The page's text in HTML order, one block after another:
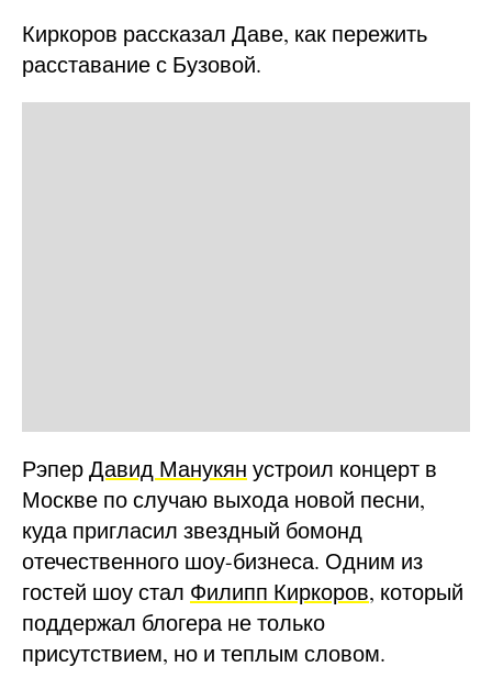
Киркоров рассказал Даве, как пережить
расставание с Бузовой.
РэперДавид Манукян устроил концерт в
Москве по случаю выхода новой песни,
куда пригласил звездный бомонд
отечественного шоу-бизнеса. Одним из
гостей шоу стал Филипп Киркоров, который
поддержал блогера не только
присутствием, но и теплым словом.